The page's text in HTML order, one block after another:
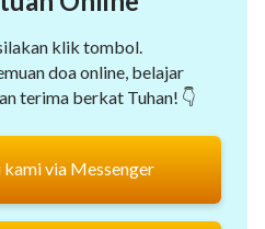
klik tombol.
doa online, belajar
terima berkat Tuhan! 👇
via Messenger